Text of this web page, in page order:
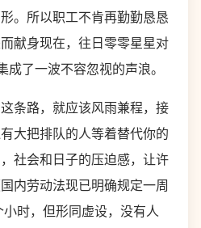
。所以职工不肯再勤勤恳恳
献身现在，往日零零星星对
成了一波不容忽视的声浪。
条路，就应该风雨兼程，接
大把排队的人等着替代你的
社会和日子的压迫感，让许
内劳动法现已明确规定一周
时，但形同虚设，没有人